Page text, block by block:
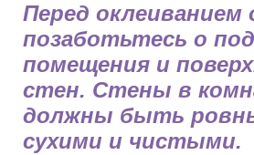
Перед оклеиванием
позаботьтесь о
помещения и
стен. Стены в
должны быть
сухими и чистыми.